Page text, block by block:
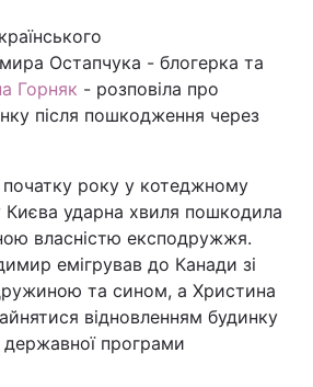
Політика
Світ
Лайт
Інциденти
Туризм
Остапчука - блогерка та
Горняк - розповіла про
після пошкодження через
року у котеджному
Києва ударна хвиля пошкодила
власністю експодружжя.
емігрував до Канади зі
та сином, а Христина
відновленням будинку
програми